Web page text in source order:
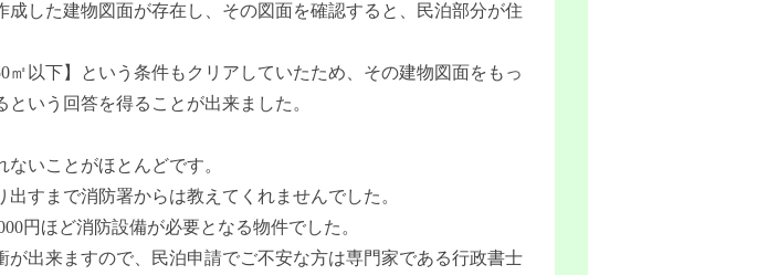
した建物図面が存在し、その図面を確認すると、民泊部分が住
以下】という条件もクリアしていたため、その建物図面をもっ
いう回答を得ることが出来ました。
いことがほとんどです。
すまで消防署からは教えてくれませんでした。
円ほど消防設備が必要となる物件でした。
出来ますので、民泊申請でご不安な方は専門家である行政書士